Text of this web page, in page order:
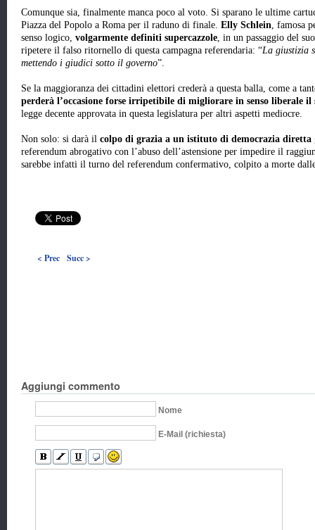
Comunque sia, finalmente manca poco al voto. Si sparano le ultime
Piazza del Popolo a Roma per il raduno di finale. Elly Schlein, famosa
senso logico, volgarmente definiti supercazzole, in un passaggio del
ripetere il falso ritornello di questa campagna referendaria: “La giustizia
mettendo i giudici sotto il governo”.
Se la maggioranza dei cittadini elettori crederà a questa balla, come a
perderà l’occasione forse irripetibile di migliorare in senso liberale il
legge decente approvata in questa legislatura per altri aspetti mediocre.
Non solo: si darà il colpo di grazia a un istituto di democrazia diretta
referendum abrogativo con l’abuso dell’astensione per impedire il
sarebbe infatti il turno del referendum confermativo, colpito a morte
< Prec Succ >
Aggiungi commento
Nome
E-Mail (richiesta)